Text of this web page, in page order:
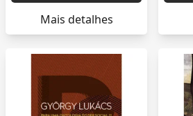
Mais detalhes